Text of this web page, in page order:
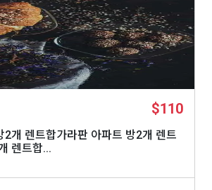
$110
2개 렌트합가라판 아파트 방2개 렌트
렌트합...